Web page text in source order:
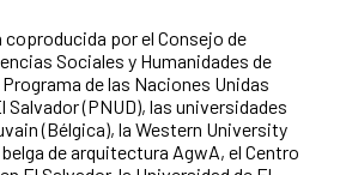
por el Consejo de
Sociales y Humanidades de
Programa de las Naciones Unidas
Salvador (PNUD), las universidades
(Bélgica), la Western University
de arquitectura AgwA, el Centro